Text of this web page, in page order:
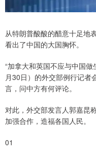
从特朗普酸酸的醋意十足地
看出了中国的大国胸怀。
“加拿大和英国不应与中国
月30日）的外交部例行记者
言，问中方有何评论。
对此，外交部发言人郭嘉昆
加强合作，造福各国人民。
01